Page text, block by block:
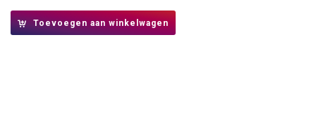
Toevoegen aan winkelwagen